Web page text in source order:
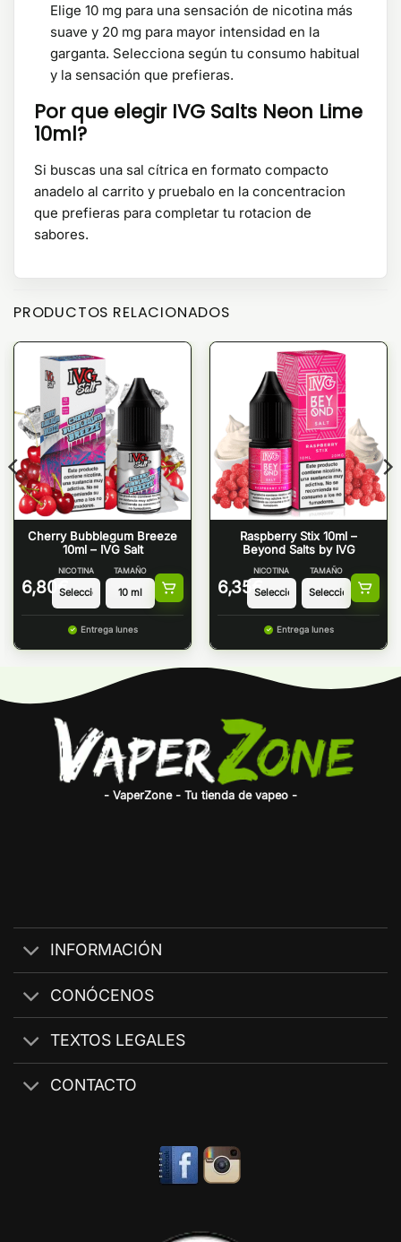
Elige 10 mg para una sensación de nicotina más
suave y 20 mg para mayor intensidad en la
garganta. Selecciona según tu consumo habitual
y la sensación que prefieras.
Por que elegir IVG Salts Neon Lime
10ml?
Si buscas una sal cítrica en formato compacto
anadelo al carrito y pruebalo en la concentracion
que prefieras para completar tu rotacion de
sabores.
PRODUCTOS RELACIONADOS
Cherry Bubblegum Breeze
10ml – IVG Salt
6,80 €
NICOTINA TAMAÑO
Entrega lunes
Raspberry Stix 10ml –
Beyond Salts by IVG
6,35 €
NICOTINA TAMAÑO
Entrega lunes
- VaperZone - Tu tienda de vapeo -
INFORMACIÓN
CONÓCENOS
TEXTOS LEGALES
CONTACTO